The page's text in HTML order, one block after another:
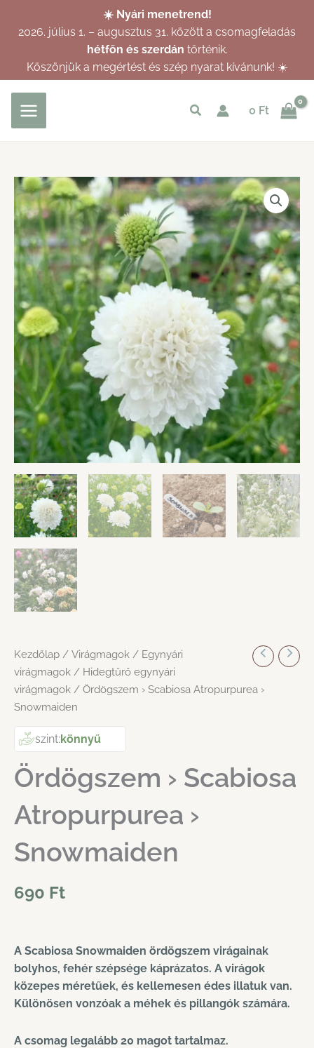
☀️ Nyári menetrend!
2026. július 1. – augusztus 31. között a csomagfeladás
hétfőn és szerdán történik.
Köszönjük a megértést és szép nyarat kívánunk! ☀️
Keresés
0 Ft
Kezdőlap / Virágmagok / Egynyári
virágmagok / Hidegtűrő egynyári
virágmagok / Ördögszem › Scabiosa Atropurpurea ›
Snowmaiden
szint:könnyű
Ördögszem › Scabiosa
Atropurpurea ›
Snowmaiden
690 Ft
A Scabiosa Snowmaiden ördögszem virágainak
bolyhos, fehér szépsége káprázatos. A virágok
közepes méretűek, és kellemesen édes illatuk van.
Különösen vonzóak a méhek és pillangók számára.
A csomag legalább 20 magot tartalmaz.